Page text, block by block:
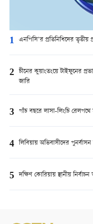
1 এনপিসি’র প্রতিনিধিদের
2 চীনের কুয়াংতংয়ে টাইফুনের
জারি
3 পাঁচ বছরে লাসা-লিংচি রেলপথে
4 লিবিয়ায় অভিবাসীদের
5 দক্ষিণ কোরিয়ায় স্থানীয়